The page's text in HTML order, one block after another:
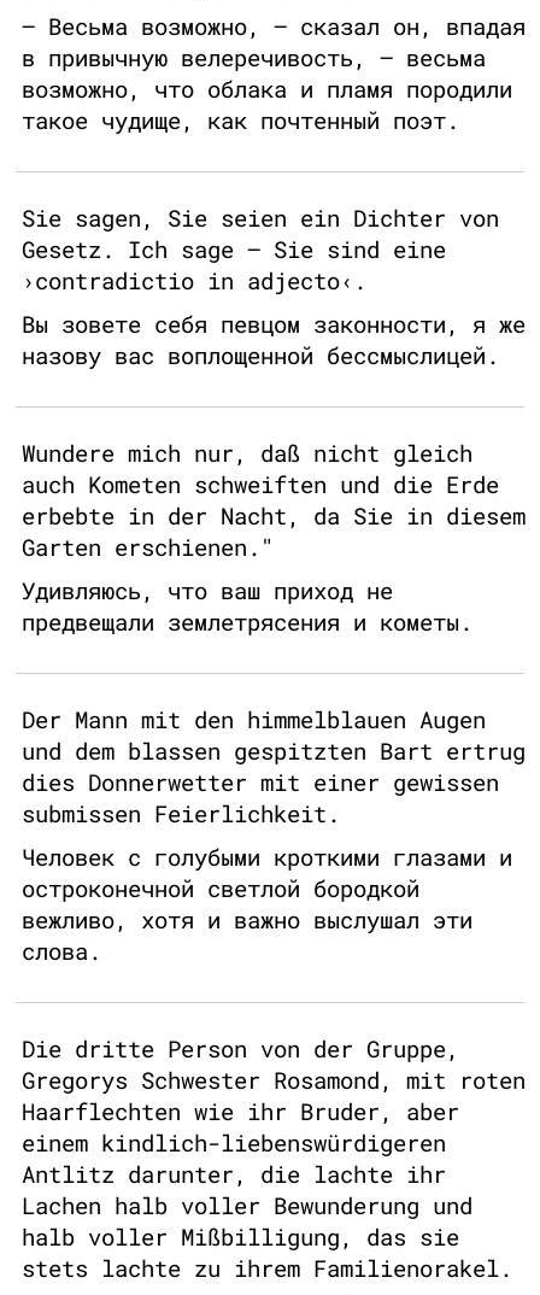
– Весьма возможно, – сказал он, впадая
в привычную велеречивость, – весьма
возможно, что облака и пламя породили
такое чудище, как почтенный поэт.
Sie sagen, Sie seien ein Dichter von
Gesetz. Ich sage – Sie sind eine
›contradictio in adjecto‹.
Вы зовете себя певцом законности, я же
назову вас воплощенной бессмыслицей.
Wundere mich nur, daß nicht gleich
auch Kometen schweiften und die Erde
erbebte in der Nacht, da Sie in diesem
Garten erschienen."
Удивляюсь, что ваш приход не
предвещали землетрясения и кометы.
Der Mann mit den himmelblauen Augen
und dem blassen gespitzten Bart ertrug
dies Donnerwetter mit einer gewissen
submissen Feierlichkeit.
Человек с голубыми кроткими глазами и
остроконечной светлой бородкой
вежливо, хотя и важно выслушал эти
слова.
Die dritte Person von der Gruppe,
Gregorys Schwester Rosamond, mit roten
Haarflechten wie ihr Bruder, aber
einem kindlich-liebenswürdigeren
Antlitz darunter, die lachte ihr
Lachen halb voller Bewunderung und
halb voller Mißbilligung, das sie
stets lachte zu ihrem Familienorakel.